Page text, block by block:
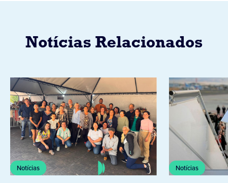
Notícias Relacionados
Notícias Notícias